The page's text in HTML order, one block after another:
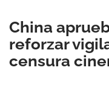
China
reforzar
censura